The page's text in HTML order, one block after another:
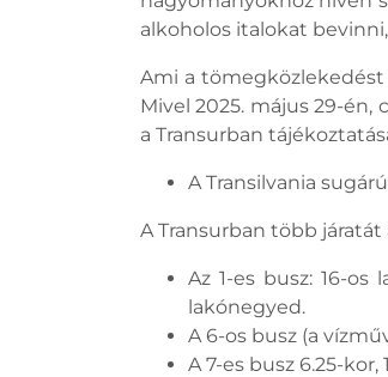
alkoholos italokat
Ami a
Mivel 2025. május 29-
a Transurban
A Transilvania
A Transurban több
Az 1-es busz: 16-
lakónegyed.
A 6-os busz (a
A 7-es busz 6.25-